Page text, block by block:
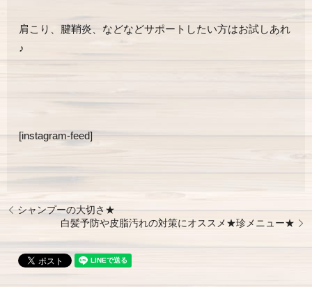
肩こり、腱鞘炎、などなどサポートしたい方はお試しあれ
♪
[instagram-feed]
シャンプーの大切さ★
白髪予防や皮脂汚れの対策にオススメ★珍メニュー★